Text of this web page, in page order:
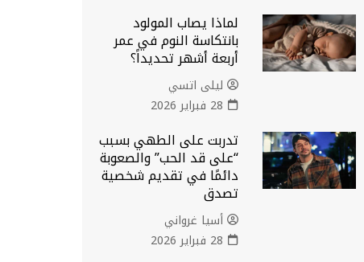
لماذا يصاب المولود
بانتكاسة النوم في عمر
أربعة أشهر تحديداً؟
ليلى اتسي
28 فبراير 2026
تدربت على الطهي بسبب
“على قد الحب” والصعوبة
دائمًا في تقديم شخصية
تصدق
أسيا غرواني
28 فبراير 2026